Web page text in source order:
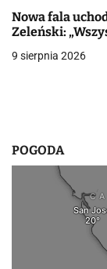
i
s
Nowa fala
Zeleński:
9 sierpnia 2026
POGODA